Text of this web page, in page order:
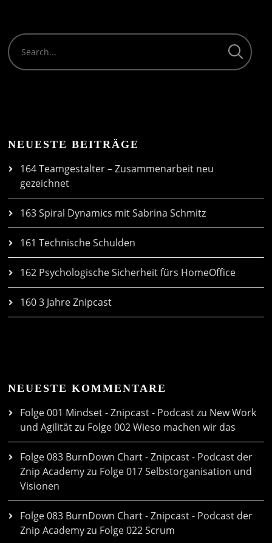
NEUESTE BEITRÄGE
164 Teamgestalter – Zusammenarbeit neu
gezeichnet
163 Spiral Dynamics mit Sabrina Schmitz
161 Technische Schulden
162 Psychologische Sicherheit fürs HomeOffice
160 3 Jahre Znipcast
NEUESTE KOMMENTARE
Folge 001 Mindset - Znipcast - Podcast zu New Work
und Agilitätzu Folge 002 Wieso machen wir das
Folge 083 BurnDown Chart - Znipcast - Podcast der
Znip Academyzu Folge 017 Selbstorganisation und
Visionen
Folge 083 BurnDown Chart - Znipcast - Podcast der
Znip Academyzu Folge 022 Scrum